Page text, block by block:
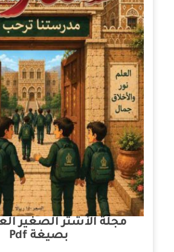
بصيغة Pdf